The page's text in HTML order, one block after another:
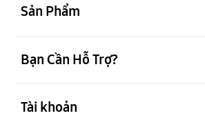
Sản Phẩm
Bạn Cần Hỗ Trợ?
Tài khoản